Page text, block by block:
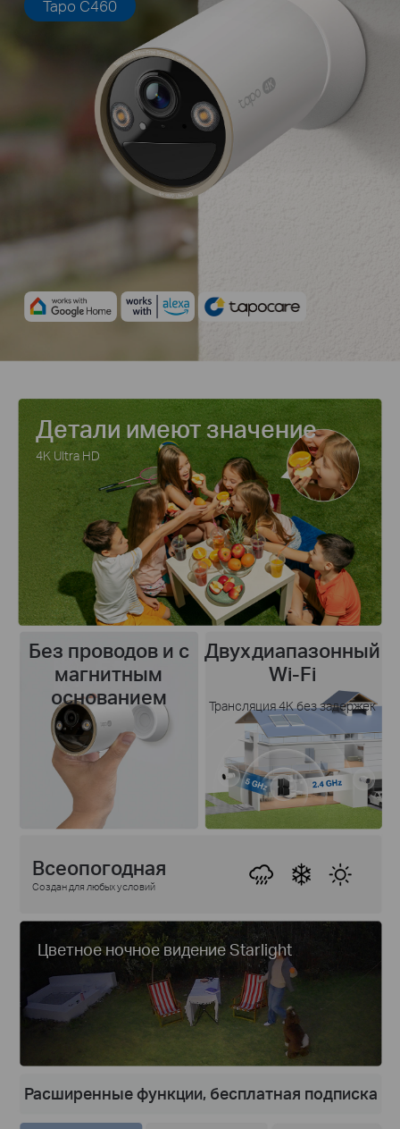
Tapo C460
Детали имеют значение
4K Ultra HD
Без проводов и с
магнитным
основанием
Двухдиапазонный
Wi-Fi
Трансляция 4K без задержек
Расширенные функции, бесплатная подписка
Всеопогодная
Создан для любых условий
Цветное ночное видение Starlight
Настройте график записи и
Настройте графики записи и
уведомлений, чтобы уменьшить
количество нежелательных
оповещений и продлить срок
службы батареи, например,
отключите запись в выходные
илив вечернее время когда вы
дома.